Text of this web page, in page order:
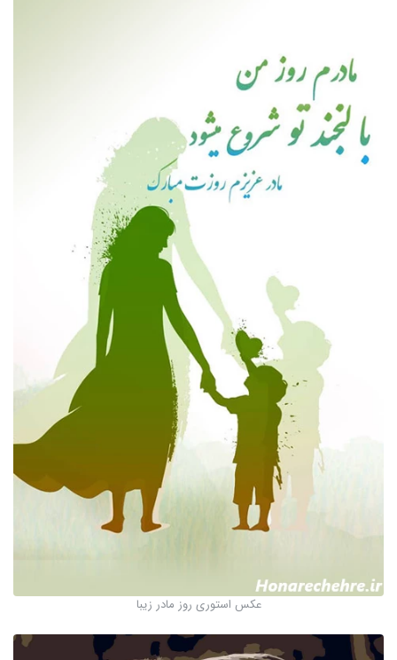
عکس استوری روز مادر زیبا